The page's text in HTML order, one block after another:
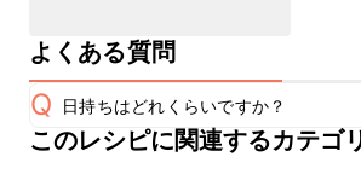
よくある質問
Q 日持ちはどれくらいですか？
保存期間は冷蔵で当日中が目安です
このレシピに関連するカテゴ